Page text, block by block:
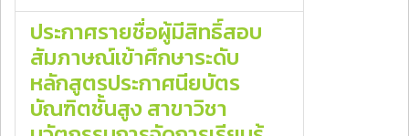
ประกาศรายชื่อผู้มีสิทธิ์สอบ
สัมภาษณ์เข้าศึกษาระดับ
หลักสูตรประกาศนียบัตร
บัณฑิตชั้นสูง สาขาวิชา